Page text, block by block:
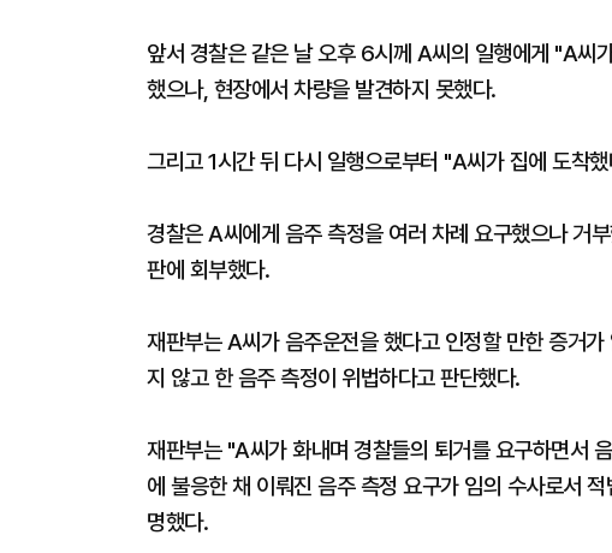
앞서 경찰은 같은 날 오후 6시께 A씨의 일행에게 "A씨
했으나, 현장에서 차량을 발견하지 못했다.
그리고 1시간 뒤 다시 일행으로부터 "A씨가 집에 도착
경찰은 A씨에게 음주 측정을 여러 차례 요구했으나 거
판에 회부했다.
재판부는 A씨가 음주운전을 했다고 인정할 만한 증거
지 않고 한 음주 측정이 위법하다고 판단했다.
재판부는 "A씨가 화내며 경찰들의 퇴거를 요구하면서
에 불응한 채 이뤄진 음주 측정 요구가 임의 수사로서
명했다.